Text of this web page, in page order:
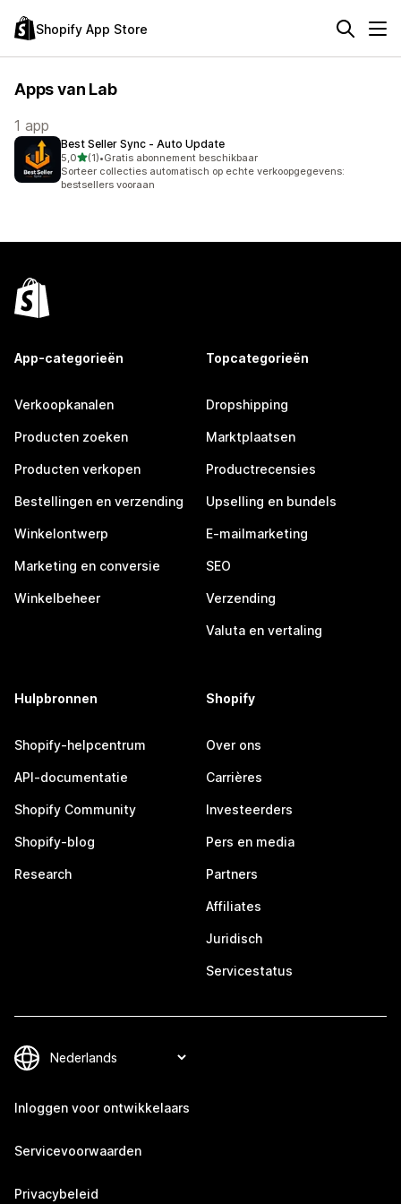
Shopify App Store
Apps van Lab
1 app
Best Seller Sync ‑ Auto Update
5,0van 5 sterren
(1)
1 recensies in totaal
•Gratis abonnement beschikbaar
Sorteer collecties automatisch op echte verkoopgegevens:
bestsellers vooraan
App-categorieën
Verkoopkanalen
Producten zoeken
Producten verkopen
Bestellingen en verzending
Winkelontwerp
Marketing en conversie
Winkelbeheer
Topcategorieën
Dropshipping
Marktplaatsen
Productrecensies
Upselling en bundels
E-mailmarketing
SEO
Verzending
Valuta en vertaling
Hulpbronnen
Shopify-helpcentrum
API-documentatie
Shopify Community
Shopify-blog
Research
Shopify
Over ons
Carrières
Investeerders
Pers en media
Partners
Affiliates
Juridisch
Servicestatus
Inloggen voor ontwikkelaars
Servicevoorwaarden
Privacybeleid